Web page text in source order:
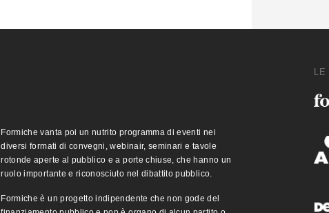
Formiche vanta poi un nutrito programma di eventi nei
diversi formati di convegni, webinair, seminari e tavole
rotonde aperte al pubblico e a porte chiuse, che hanno un
ruolo importante e riconosciuto nel dibattito pubblico.
Formiche è un progetto indipendente che non gode del
LE